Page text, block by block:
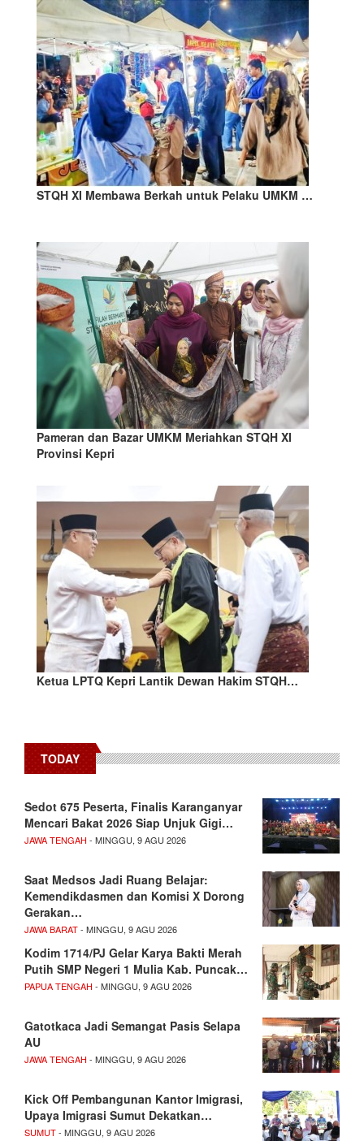
STQH XI Membawa Berkah untuk Pelaku UMKM …
Pameran dan Bazar UMKM Meriahkan STQH XI
Provinsi Kepri
Ketua LPTQ Kepri Lantik Dewan Hakim STQH…
TODAY
Sedot 675 Peserta, Finalis Karanganyar
Mencari Bakat 2026 Siap Unjuk Gigi…
JAWA TENGAH - MINGGU, 9 AGU 2026
Saat Medsos Jadi Ruang Belajar:
Kemendikdasmen dan Komisi X Dorong
Gerakan…
JAWA BARAT- MINGGU, 9 AGU 2026
Kodim 1714/PJ Gelar Karya Bakti Merah
Putih SMP Negeri 1 Mulia Kab. Puncak…
PAPUA TENGAH - MINGGU, 9 AGU 2026
Gatotkaca Jadi Semangat Pasis Selapa
AU
JAWA TENGAH - MINGGU, 9 AGU 2026
Kick Off Pembangunan Kantor Imigrasi,
Upaya Imigrasi Sumut Dekatkan…
SUMUT- MINGGU, 9 AGU 2026